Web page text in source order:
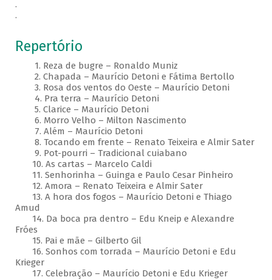
.
.
Repertório
1. Reza de bugre – Ronaldo Muniz
2. Chapada – Maurício Detoni e Fátima Bertollo
3. Rosa dos ventos do Oeste – Maurício Detoni
4. Pra terra – Maurício Detoni
5. Clarice – Maurício Detoni
6. Morro Velho – Milton Nascimento
7. Além – Maurício Detoni
8. Tocando em frente – Renato Teixeira e Almir Sater
9. Pot-pourri – Tradicional cuiabano
10. As cartas – Marcelo Caldi
11. Senhorinha – Guinga e Paulo Cesar Pinheiro
12. Amora – Renato Teixeira e Almir Sater
13. A hora dos fogos – Maurício Detoni e Thiago
Amud
14. Da boca pra dentro – Edu Kneip e Alexandre
Fróes
15. Pai e mãe – Gilberto Gil
16. Sonhos com torrada – Maurício Detoni e Edu
Krieger
17. Celebração – Maurício Detoni e Edu Krieger